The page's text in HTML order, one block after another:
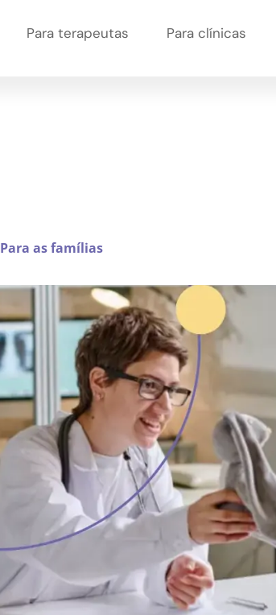
Para terapeutas Para clínicas
Para as famílias